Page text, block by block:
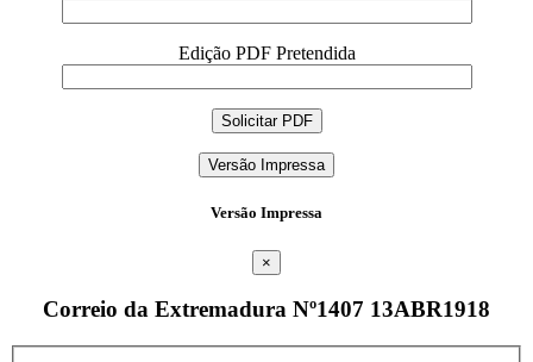
Edição PDF Pretendida
Versão Impressa
Versão Impressa
×
Correio da Extremadura Nº1407 13ABR1918